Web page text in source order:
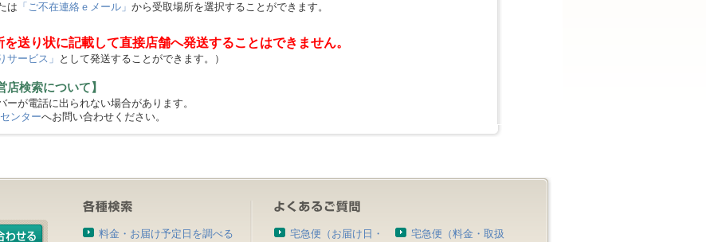
は 「ご不在連絡ｅメール」 から受取場所を選択することができます。
送り状に記載して直接店舗へ発送することはできません。
サービス」 として発送することができます。）
店検索について】
が電話に出られない場合があります。
ンターへお問い合わせください。
料金・お届け予定日を調べる 宅急便（お届け日・ 宅急便（料金・取扱